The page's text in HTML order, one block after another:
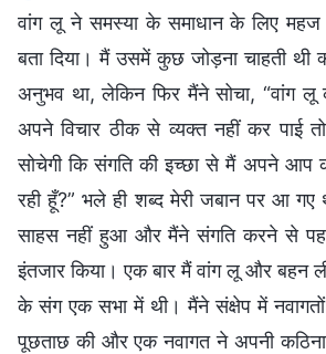
वांग लू ने समस्या के समाधान के लिए महज
बता दिया। मैं उसमें कुछ जोड़ना चाहती थी
अनुभव था, लेकिन फिर मैंने सोचा, “वांग लू
अपने विचार ठीक से व्यक्त नहीं कर पाई
सोचेगी कि संगति की इच्छा से मैं अपने आप
रही हूँ?” भले ही शब्द मेरी जबान पर आ
साहस नहीं हुआ और मैंने संगति करने से
इंतजार किया। एक बार मैं वांग लू और बहन
के संग एक सभा में थी। मैंने संक्षेप में
पूछताछ की और एक नवागत ने अपनी